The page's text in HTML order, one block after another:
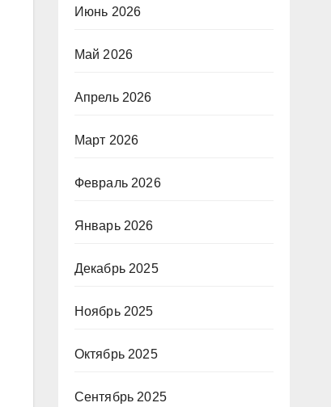
Июнь 2026
Май 2026
Апрель 2026
Март 2026
Февраль 2026
Январь 2026
Декабрь 2025
Ноябрь 2025
Октябрь 2025
Сентябрь 2025